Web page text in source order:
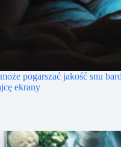
pogarszać jakość snu
ekrany